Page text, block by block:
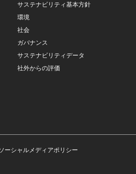
サステナビリティ基本方針
環境
社会
ガバナンス
サステナビリティデータ
社外からの評価
ーシャルメディアポリシー